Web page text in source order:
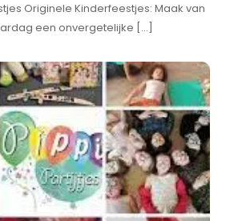
Originele Kinderfeestjes: Maak van
een onvergetelijke […]